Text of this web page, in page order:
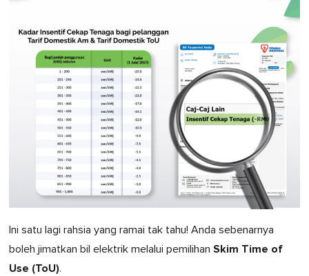
Ini satu lagi rahsia yang ramai tak tahu! Anda sebenarnya
boleh jimatkan bil elektrik melalui pemilihan Skim Time of
Use (ToU).